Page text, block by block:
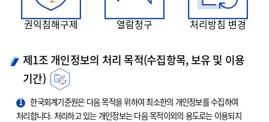
권익침해구제 열람청구 처리방침 변경
제1조 개인정보의 처리 목적(수집항목, 보유 및 이용
기간)
1
한국회계기준원은 다음 목적을 위하여 최소한의 개인정보를 수집하여
처리합니다. 처리하고 있는 개인정보는 다음 목적이외의 용도로는 이용되지